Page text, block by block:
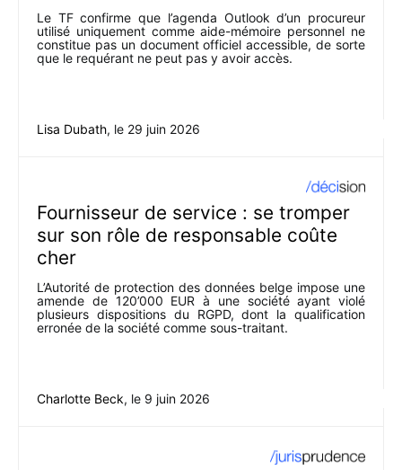
Le TF confirme que l’agenda Outlook d’un procureur
utilisé uniquement comme aide-mémoire personnel ne
constitue pas un document officiel accessible, de sorte
que le requérant ne peut pas y avoir accès.
Lisa Dubath, le 29 juin 2026
Fournisseur de service : se tromper
sur son rôle de responsable coûte
cher
L’Autorité de protection des données belge impose une
amende de 120’000 EUR à une société ayant violé
plusieurs dispositions du RGPD, dont la qualification
erronée de la société comme sous-traitant.
Charlotte Beck, le 9 juin 2026